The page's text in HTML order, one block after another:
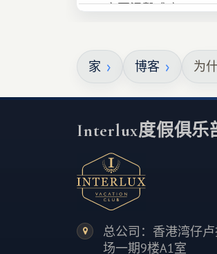
一定要温馨难忘 :)
家 博客 为
Interlux度假俱乐
总公司：香港湾仔
场一期9楼A1室